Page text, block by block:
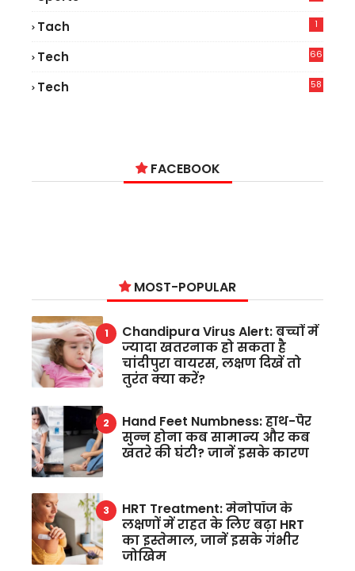
Tach 1
Tech
66
Tech
58
FACEBOOK
MOST-POPULAR
Chandipura Virus Alert: बच्चों में
ज्यादा खतरनाक हो सकता है
चांदीपुरा वायरस, लक्षण दिखें तो
तुरंत क्या करें?
Hand Feet Numbness: हाथ-पैर
सुन्न होना कब सामान्य और कब
खतरे की घंटी? जानें इसके कारण
HRT Treatment: मेनोपॉज के
लक्षणों में राहत के लिए बढ़ा HRT
का इस्तेमाल, जानें इसके गंभीर
जोखिम